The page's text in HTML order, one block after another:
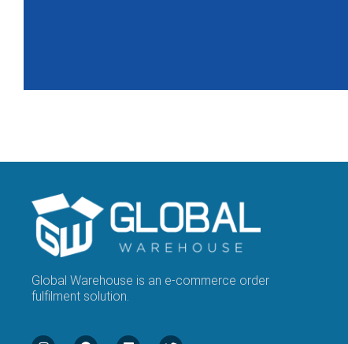
Global Warehouse is an e-commerce order
fulfilment solution.